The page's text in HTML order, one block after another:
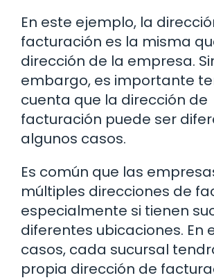
En este ejemplo, la
facturación es la misma
dirección de la empresa.
embargo, es importante
cuenta que la dirección de
facturación puede ser
algunos casos.
Es común que las
múltiples direcciones de
especialmente si tienen
diferentes ubicaciones. En
casos, cada sucursal
propia dirección de